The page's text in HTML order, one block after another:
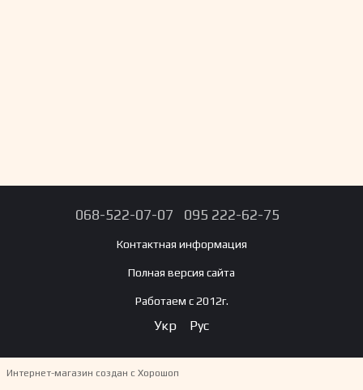
068-522-07-07 095 222-62-75
Контактная информация
Полная версия сайта
Работаем с 2012г.
Укр Рус
Интернет-магазин создан с Хорошоп